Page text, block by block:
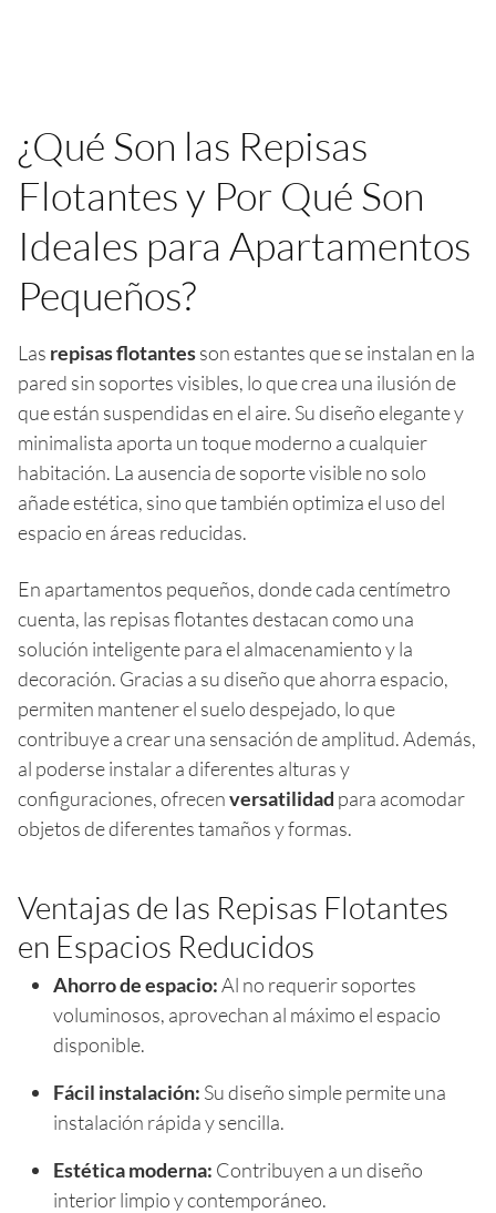
¿Qué Son las Repisas
Flotantes y Por Qué Son
Ideales para Apartamentos
Pequeños?
Las repisas flotantesson estantes que se instalan en la
pared sin soportes visibles, lo que crea una ilusión de
que están suspendidas en el aire. Su diseño elegante y
minimalista aporta un toque moderno a cualquier
habitación. La ausencia de soporte visible no solo
añade estética, sino que también optimiza el uso del
espacio en áreas reducidas.
En apartamentos pequeños, donde cada centímetro
cuenta, las repisas flotantes destacan como una
solución inteligente para el almacenamiento y la
decoración. Gracias a su diseño que ahorra espacio,
permiten mantener el suelo despejado, lo que
contribuye a crear una sensación de amplitud. Además,
al poderse instalar a diferentes alturas y
configuraciones, ofrecenversatilidad para acomodar
objetos de diferentes tamaños y formas.
Ventajas de las Repisas Flotantes
en Espacios Reducidos
Ahorro de espacio:Al no requerir soportes
voluminosos, aprovechan al máximo el espacio
disponible.
Fácil instalación: Su diseño simple permite una
instalación rápida y sencilla.
Estética moderna: Contribuyen a un diseño
interior limpio y contemporáneo.